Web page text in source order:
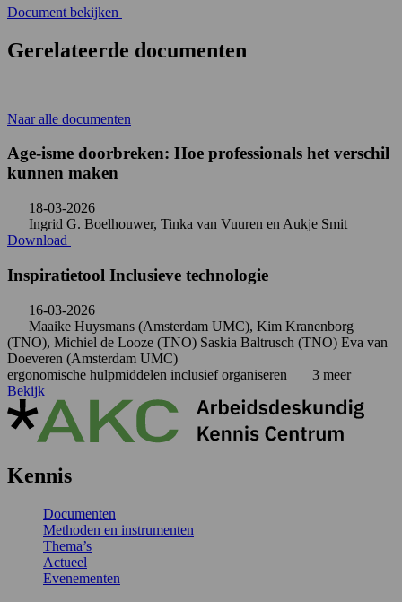
Document bekijken
Gerelateerde documenten
Naar alle documenten
Age-isme doorbreken: Hoe professionals het verschil
kunnen maken
18-03-2026
Ingrid G. Boelhouwer, Tinka van Vuuren en Aukje Smit
Download
Inspiratietool Inclusieve technologie
16-03-2026
Maaike Huysmans (Amsterdam UMC), Kim Kranenborg
(TNO), Michiel de Looze (TNO) Saskia Baltrusch (TNO) Eva van
Doeveren (Amsterdam UMC)
ergonomische hulpmiddelen inclusief organiseren
3 meer
Bekijk
Kennis
Documenten
Methoden en instrumenten
Thema’s
Actueel
Evenementen